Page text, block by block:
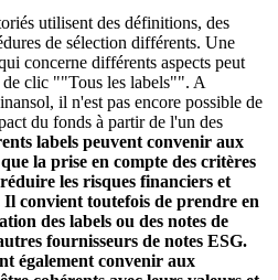
utilisent des définitions, des
de sélection différents. Une
concerne différents aspects peut
de clic ""Tous les labels"". A
il n'est pas encore possible de
du fonds à partir de l'un des
labels peuvent convenir aux
la prise en compte des critères
les risques financiers et
convient toutefois de prendre en
des labels ou des notes de
fournisseurs de notes ESG.
également convenir aux